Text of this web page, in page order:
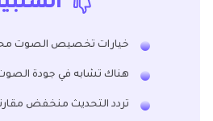
خيارات تخصيص الصوت
هناك تشابه في جودة الصوت
تردد التحديث منخفض مقارنة